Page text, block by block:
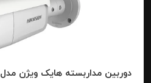
دوربین مداربسته هایک ویژن مدل DS-2CD2T85G1-I5